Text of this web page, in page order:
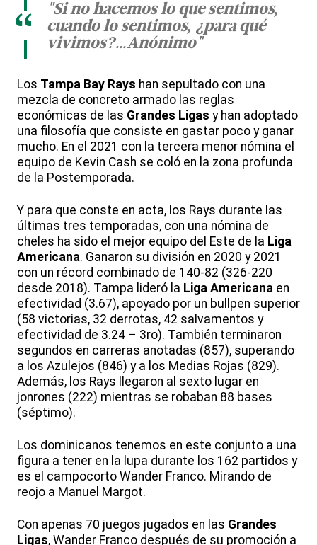
"Si no hacemos lo que sentimos,
cuando lo sentimos, ¿para qué
vivimos?...Anónimo"
“
Los Tampa Bay Rays han sepultado con una
mezcla de concreto armado las reglas
económicas de las Grandes Ligas y han adoptado
una filosofía que consiste en gastar poco y ganar
mucho. En el 2021 con la tercera menor nómina el
equipo de Kevin Cash se coló en la zona profunda
de la Postemporada.
Y para que conste en acta, los Rays durante las
últimas tres temporadas, con una nómina de
cheles ha sido el mejor equipo del Este de la Liga
Americana. Ganaron su división en 2020 y 2021
con un récord combinado de 140-82 (326-220
desde 2018). Tampa lideró la Liga Americana en
efectividad (3.67), apoyado por un bullpen superior
(58 victorias, 32 derrotas, 42 salvamentos y
efectividad de 3.24 – 3ro). También terminaron
segundos en carreras anotadas (857), superando
a los Azulejos (846) y a los Medias Rojas (829).
Además, los Rays llegaron al sexto lugar en
jonrones (222) mientras se robaban 88 bases
(séptimo).
Los dominicanos tenemos en este conjunto a una
figura a tener en la lupa durante los 162 partidos y
es el campocorto Wander Franco. Mirando de
reojo a Manuel Margot.
Con apenas 70 juegos jugados en las Grandes
Ligas, Wander Franco después de su promoción a